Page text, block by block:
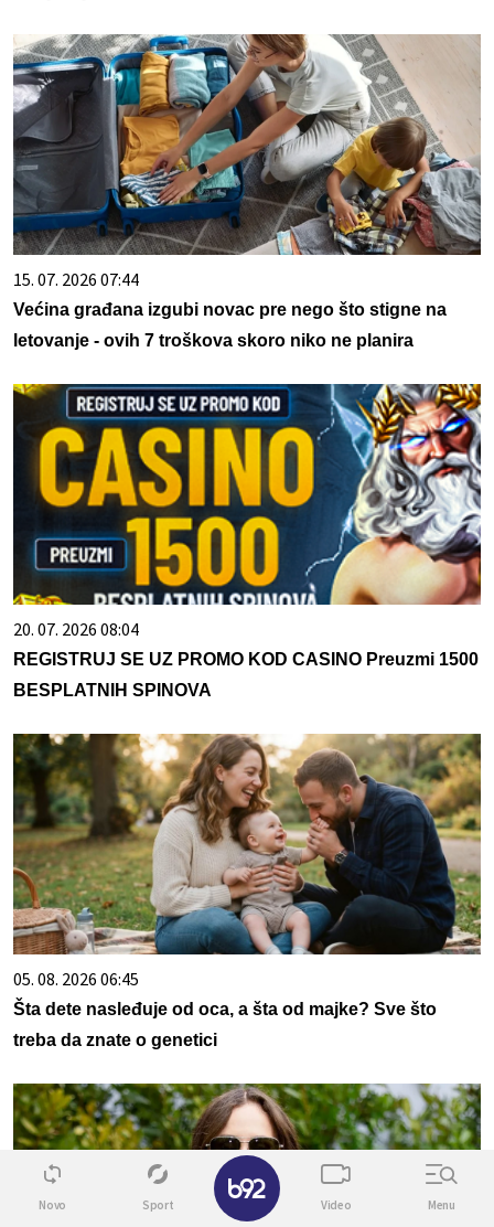
15. 07. 2026 07:44
Većina građana izgubi novac pre nego što stigne na
letovanje - ovih 7 troškova skoro niko ne planira
20. 07. 2026 08:04
REGISTRUJ SE UZ PROMO KOD CASINO Preuzmi 1500
BESPLATNIH SPINOVA
05. 08. 2026 06:45
Šta dete nasleđuje od oca, a šta od majke? Sve što
treba da znate o genetici
Novo Sport Video Menu
✕